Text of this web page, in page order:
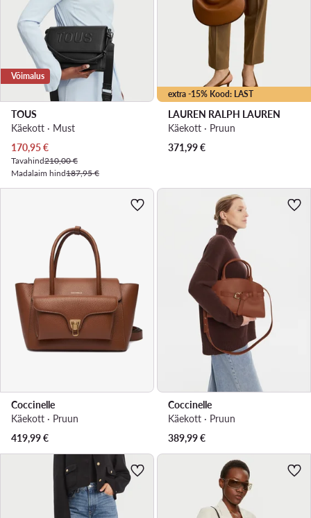
Võimalus
TOUS
Käekott · Must
Praegune hind
170,95€
Tavahind210,00 €
Madalaim hind187,95 €
extra -15% Kood: LAST
LAUREN RALPH LAUREN
Käekott · Pruun
371,99€
Coccinelle
Käekott · Pruun
419,99€
Coccinelle
Käekott · Pruun
389,99€